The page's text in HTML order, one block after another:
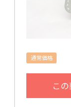
通常価格